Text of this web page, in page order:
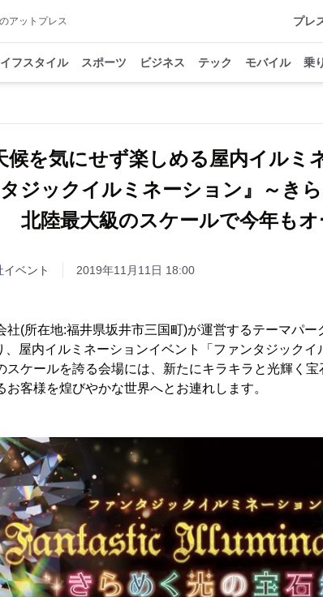
アットプレス プレ
フスタイル スポーツ ビジネス テック モバイル 乗
候を気にせず楽しめる屋内イルミ
タジックイルミネーション』～き
北陸最大級のスケールで今年も
イベント 2019年11月11日 18:00
社(所在地:福井県坂井市三国町)が運営するテーマパ
、屋内イルミネーションイベント「ファンタジックイ
スケールを誇る会場には、新たにキラキラと光輝く
お客様を煌びやかな世界へとお連れします。